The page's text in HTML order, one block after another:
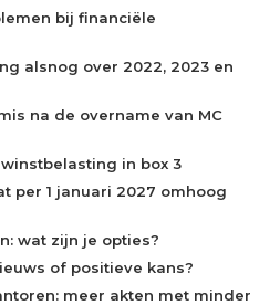
bij financiële
alsnog over 2022, 2023 en
na de overname van MC
in box 3
per 1 januari 2027 omhoog
wat zijn je opties?
of positieve kans?
meer akten met minder